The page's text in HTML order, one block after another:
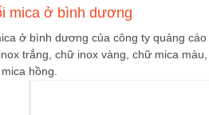
mica ở bình dương
ở bình dương của công ty quảng
trắng, chữ inox vàng, chữ mica
hồng.